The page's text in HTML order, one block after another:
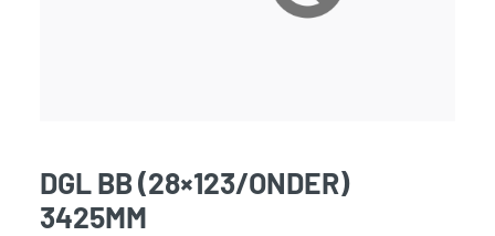
DGL BB (28×123/ONDER)
3425MM